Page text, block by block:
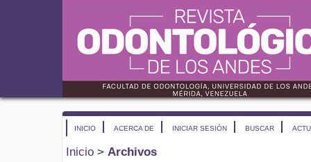
INICIO ACERCA DE INICIAR SESIÓN BUSCAR
Inicio > Archivos